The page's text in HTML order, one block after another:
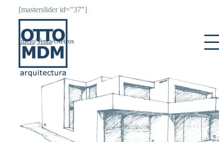
content
[masterslider id="37"]
Inicio/Venta/Oleiros